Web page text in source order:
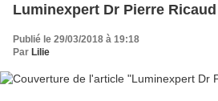
Luminexpert Dr Pierre
Publié le 29/03/2018 à 19:18
Par Lilie